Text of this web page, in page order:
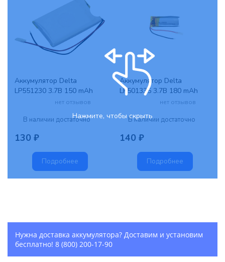
Нажмите, чтобы скрыть
Аккумулятор Delta
LP551230 3.7В 150 mAh
нет отзывов
В наличии достаточно
130 ₽
Подробнее
Аккумулятор Delta
LP501335 3.7В 180 mAh
нет отзывов
В наличии достаточно
140 ₽
Подробнее
Нужна доставка аккумулятора? Доставим и установим
бесплатно! 8 (800) 200-17-90